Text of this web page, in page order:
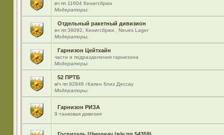
вч пп 11604 Кенигсбрюк
Модераторы:
Отдельный ракетный дивизион
вч пп 38092, Кенигсбрюк , Neues Lager
Модераторы:
Гарнизон Цейтхайн
части и подразделения гарнизона
Модераторы:
52 ПРТБ
в/ч пп 92846 гКапен близ Дессау
Модераторы:
Гарнизон РИЗА
9 танковая дивизия